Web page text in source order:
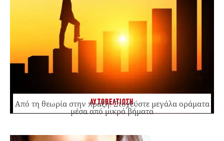
ΑΥΤΟΒΕΛΤΙΩΣΗ
Από τη θεωρία στην πράξη: Στοχεύστε μεγάλα οράματα
μέσα από μικρά βήματα